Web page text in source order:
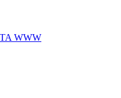
WWW